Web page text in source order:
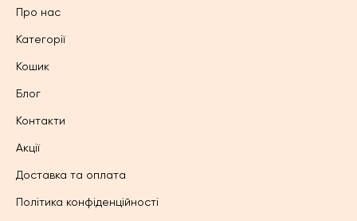
Про нас
Категорії
Кошик
Блог
Контакти
Акції
Доставка та оплата
Політика конфіденційності